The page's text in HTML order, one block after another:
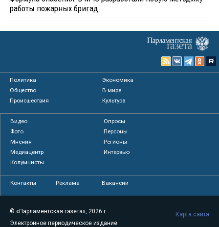
работы пожарных бригад
Политика
Экономика
Общество
В мире
Происшествия
Культура
Видео
Опросы
Фото
Персоны
Мнения
Регионы
Медиацентр
Интервью
Колумнисты
Контакты Реклама Вакансии
© «Парламентская газета», 2026 г.
Электронное периодическое издание
Карта сайта